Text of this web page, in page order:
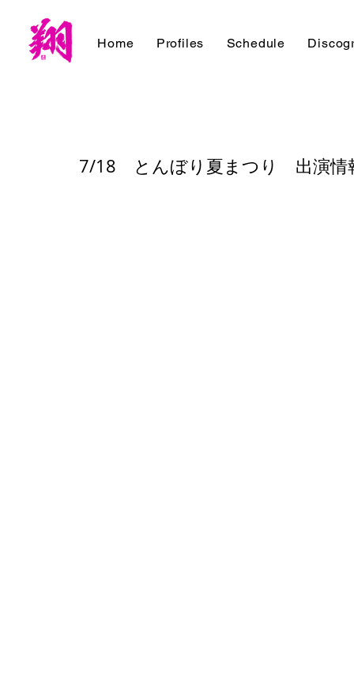
Home Profiles Schedule
7/18 とんぼり夏まつり 出演情